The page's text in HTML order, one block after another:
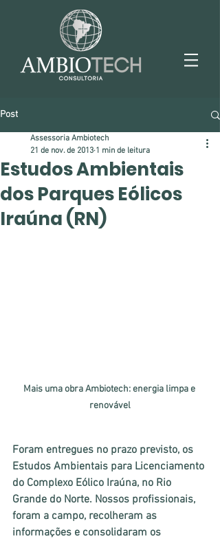
Post
Estudos Ambientais
dos Parques Eólicos
Iraúna (RN)
Assessoria Ambiotech
21 de nov. de 2013 1 min de leitura
Mais uma obra Ambiotech: energia limpa e
renovável
Foram entregues no prazo previsto, os
Estudos Ambientais para Licenciamento
do Complexo Eólico Iraúna, no Rio
Grande do Norte. Nossos profissionais,
foram a campo, recolheram as
informações e consolidaram os